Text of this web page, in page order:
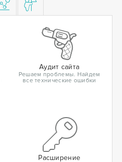
Аудит сайта
Решаем проблемы. Найдем
все технические ошибки
Расширение